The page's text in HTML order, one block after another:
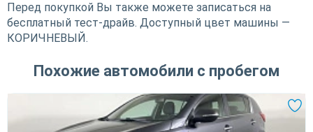
Перед покупкой Вы также можете записаться на
бесплатный тест-драйв. Доступный цвет машины —
КОРИЧНЕВЫЙ.
Похожие автомобили с пробегом